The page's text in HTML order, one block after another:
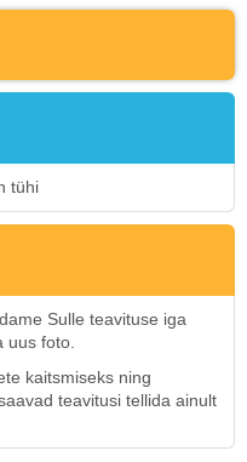
tühi
Sulle teavituse iga
uus foto.
kaitsmiseks ning
teavitusi tellida ainult